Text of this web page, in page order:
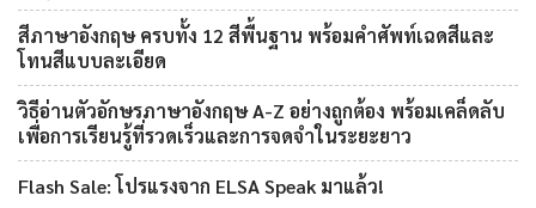
สีภาษาอังกฤษ ครบทั้ง 12 สีพื้นฐาน พร้อมคำศัพท์เฉดสีและ
โทนสีแบบละเอียด
วิธีอ่านตัวอักษรภาษาอังกฤษ A-Z อย่างถูกต้อง พร้อมเคล็ดลับ
เพื่อการเรียนรู้ที่รวดเร็วและการจดจำในระยะยาว
Flash Sale: โปรแรงจาก ELSA Speak มาแล้ว!